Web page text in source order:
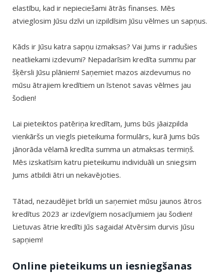
elastību, kad ir nepieciešami ātrās finanses. Mēs
atvieglosim Jūsu dzīvi un izpildīsim Jūsu vēlmes un sapņus.
Kāds ir Jūsu katra sapņu izmaksas? Vai Jums ir radušies
neatliekami izdevumi? Nepadarīsim kredīta summu par
šķērsli Jūsu plāniem! Saņemiet mazos aizdevumus no
mūsu ātrajiem kredītiem un īstenot savas vēlmes jau
šodien!
Lai pieteiktos patēriņa kredītam, Jums būs jāaizpilda
vienkāršs un viegls pieteikuma formulārs, kurā Jums būs
jānorāda vēlamā kredīta summa un atmaksas termiņš.
Mēs izskatīsim katru pieteikumu individuāli un sniegsim
Jums atbildi ātri un nekavējoties.
Tātad, nezaudējiet brīdi un saņemiet mūsu jaunos ātros
kredītus 2023 ar izdevīgiem nosacījumiem jau šodien!
Lietuvas ātrie kredīti Jūs sagaida! Atvērsim durvis Jūsu
sapņiem!
Online pieteikums un iesniegšanas